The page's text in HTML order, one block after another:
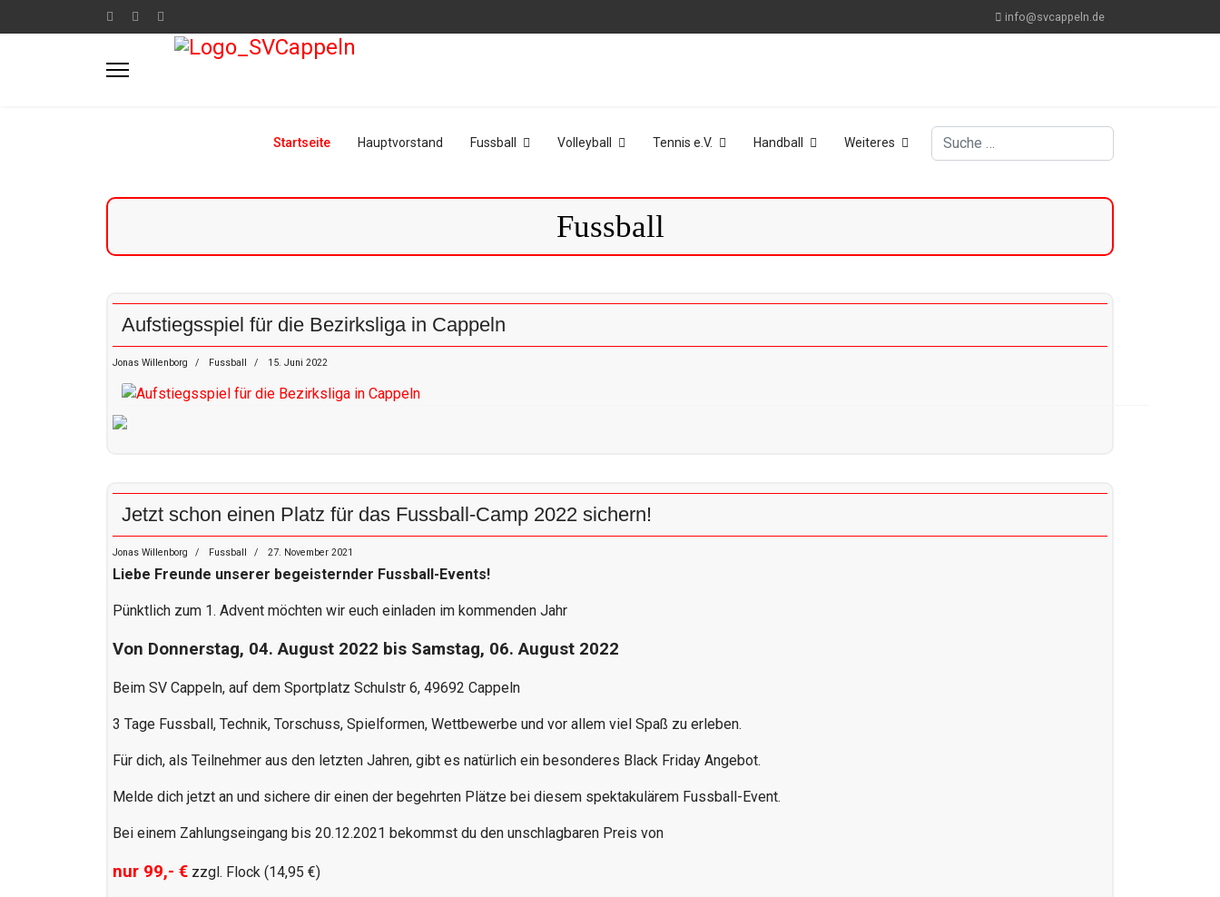
info@svcappeln.de
Startseite Hauptvorstand Fussball Volleyball Tennis e.V. Handball Weiteres Suchen
Fussball
Aufstiegsspiel für die Bezirksliga in Cappeln
Jonas Willenborg Fussball 15. Juni 2022
Jetzt schon einen Platz für das Fussball-Camp 2022 sichern!
Jonas Willenborg Fussball 27. November 2021
Liebe Freunde unserer begeisternder Fussball-Events!
Pünktlich zum 1. Advent möchten wir euch einladen im kommenden Jahr
Von Donnerstag, 04. August 2022 bis Samstag, 06. August 2022
Beim SV Cappeln, auf dem Sportplatz Schulstr 6, 49692 Cappeln
3 Tage Fussball, Technik, Torschuss, Spielformen, Wettbewerbe und vor allem viel Spaß zu erleben.
Für dich, als Teilnehmer aus den letzten Jahren, gibt es natürlich ein besonderes Black Friday Angebot.
Melde dich jetzt an und sichere dir einen der begehrten Plätze bei diesem spektakulärem Fussball-Event.
Bei einem Zahlungseingang bis 20.12.2021 bekommst du den unschlagbaren Preis von
nur 99,- € zzgl. Flock (14,95 €)